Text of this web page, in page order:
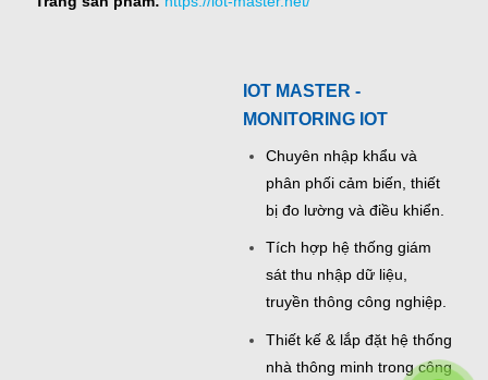
IOT MASTER -
MONITORING IOT
Chuyên nhập khẩu và
phân phối cảm biến, thiết
bị đo lường và điều khiển.
Tích hợp hệ thống giám
sát thu nhập dữ liệu,
truyền thông công nghiệp.
Thiết kế & lắp đặt hệ thống
nhà thông minh trong công